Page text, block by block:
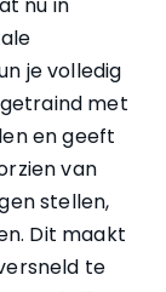
je volledig
met
en geeft
van
stellen,
Dit maakt
te